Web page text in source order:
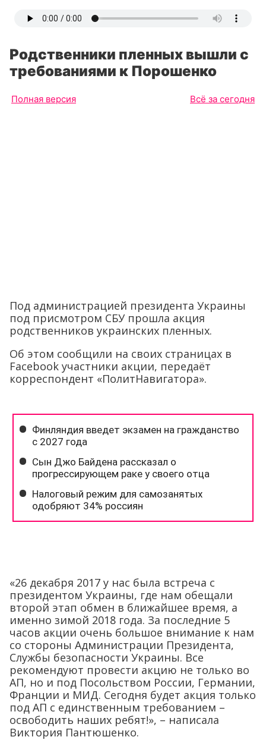
Родственники пленных вышли с
требованиями к Порошенко
Полная версия Всё за сегодня
Под администрацией президента Украины
под присмотром СБУ прошла акция
родственников украинских пленных.
Об этом сообщили на своих страницах в
Facebook участники акции, передаёт
корреспондент «ПолитНавигатора».
«26 декабря 2017 у нас была встреча с
президентом Украины, где нам обещали
второй этап обмен в ближайшее время, а
именно зимой 2018 года. За последние 5
часов акции очень большое внимание к нам
со стороны Администрации Президента,
Службы безопасности Украины. Все
рекомендуют провести акцию не только во
АП, но и под Посольством России, Германии,
Франции и МИД. Сегодня будет акция только
под АП с единственным требованием –
освободить наших ребят!», – написала
Виктория Пантюшенко.